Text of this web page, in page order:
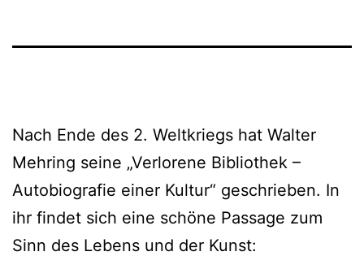
Nach Ende des 2. Weltkriegs hat Walter
Mehring seine „Verlorene Bibliothek –
Autobiografie einer Kultur“ geschrieben. In
ihr findet sich eine schöne Passage zum
Sinn des Lebens und der Kunst: